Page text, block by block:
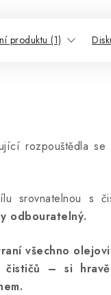
produktu (1)
rozpouštědla
srovnatelnou s
odbouratelný.
všechno
čističů – si